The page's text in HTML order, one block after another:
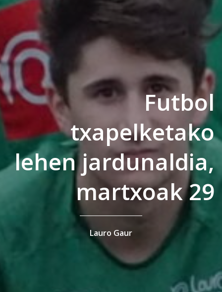
Futbol
txapelketako
lehen jardunaldia,
martxoak 29
Lauro Gaur